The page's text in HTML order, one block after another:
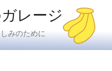
レージ
みのために